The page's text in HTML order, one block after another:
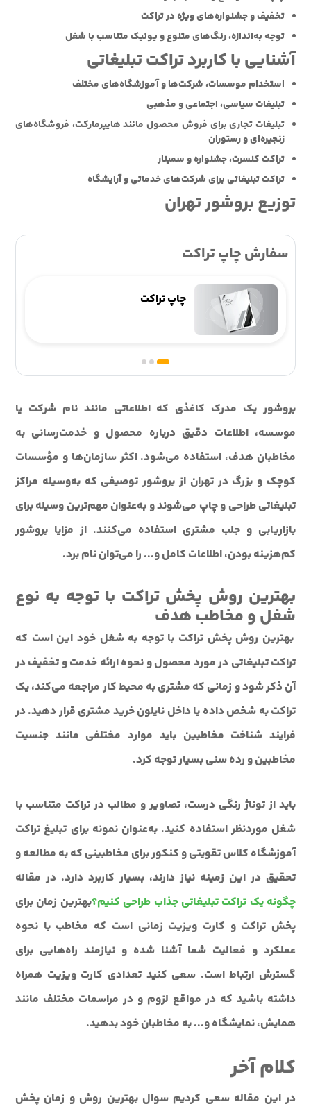
تخفیف و جشنواره‌های ویژه در تراکت
توجه به‌اندازه، رنگ‌های متنوع و یونیک متناسب با شغل
آشنایی با کاربرد تراکت تبلیغاتی
استخدام موسسات، شرکت‌ها و آموزشگاه‌های مختلف
تبلیغات سیاسی، اجتماعی و مذهبی
تبلیغات تجاری برای فروش محصول مانند هایپرمارکت، فروشگاه‌های
زنجیره‌ای و رستوران
تراکت کنسرت، جشنواره و سمینار
تراکت تبلیغاتی برای شرکت‌های خدماتی و آرایشگاه
توزیع بروشور تهران
سفارش چاپ تراکت
چاپ تراکت
بروشور یک مدرک کاغذی که اطلاعاتی مانند نام شرکت یا
موسسه، اطلاعات دقیق درباره محصول و خدمت‌رسانی به
مخاطبان هدف، استفاده می‌شود. اکثر سازمان‌ها و مؤسسات
کوچک و بزرگ در تهران از بروشور توصیفی که به‌وسیله مراکز
تبلیغاتی طراحی و چاپ می‌شوند و به‌عنوان مهم‌ترین وسیله برای
بازاریابی و جلب مشتری استفاده می‌کنند. از مزایا بروشور
کم‌هزینه بودن، اطلاعات کامل و... را می‌توان نام برد.
بهترین روش پخش تراکت با توجه به نوع
شغل و مخاطب هدف
بهترین روش پخش تراکت با توجه به شغل خود این است که
تراکت تبلیغاتی در مورد محصول و نحوه ارائه خدمت و تخفیف در
آن ذکر شود و زمانی که مشتری به محیط کار مراجعه می‌کند، یک
تراکت به شخص داده یا داخل نایلون خرید مشتری قرار دهید. در
فرایند شناخت مخاطبین باید موارد مختلفی مانند جنسیت
مخاطبین و رده سنی بسیار توجه کرد.
باید از توناژ رنگی درست، تصاویر و مطالب در تراکت متناسب با
شغل موردنظر استفاده کنید. به‌عنوان نمونه برای تبلیغ تراکت
آموزشگاه کلاس تقویتی و کنکور برای مخاطبینی که به مطالعه و
تحقیق در این زمینه نیاز دارند، بسیار کاربرد دارد. در مقاله
چگونه یک تراکت تبلیغاتی جذاب طراحی کنیم؟بهترین زمان برای
پخش تراکت و کارت ویزیت زمانی است که مخاطب با نحوه
عملکرد و فعالیت شما آشنا شده و نیازمند راه‌هایی برای
گسترش ارتباط است. سعی کنید تعدادی کارت ویزیت همراه
داشته باشید که در مواقع لزوم و در مراسمات مختلف مانند
همایش، نمایشگاه و... به مخاطبان خود بدهید.
کلام آخر
در این مقاله سعی کردیم سوال بهترین روش و زمان پخش